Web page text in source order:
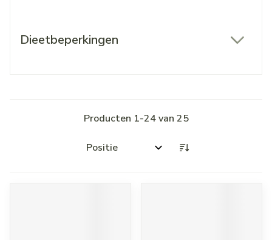
Dieetbeperkingen
Producten 1-24van 25
Sorteer op: